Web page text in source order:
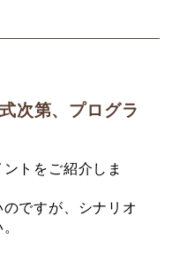
次第、プログラ
トをご紹介しま
ですが、シナリオ